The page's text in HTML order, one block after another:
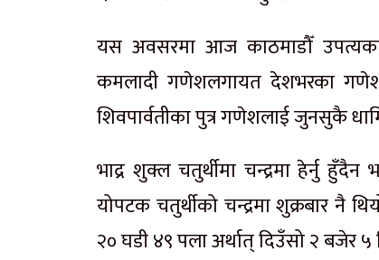
यस अवसरमा आज काठमाडौँ
कमलादी गणेशलगायत देशभरका गणेश
शिवपार्वतीका पुत्र गणेशलाई जुनसुकै
भाद्र शुक्ल चतुर्थीमा चन्द्रमा हेर्नु हुँदैन
योपटक चतुर्थीको चन्द्रमा शुक्रबार नै
२० घडी ४९ पला अर्थात् दिउँसो २ बजेर